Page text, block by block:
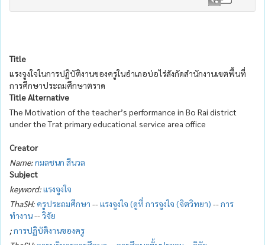
Title
แรงจูงใจในการปฏิบัติงานของครูในอำเภอบ่อไร่สังกัดสำนักงานเขตพื้นที่
การศึกษาประถมศึกษาตราด
Title Alternative
The Motivation of the teacher’s performance in Bo Rai district
under the Trat primary educational service area office
Creator
Name:กมลชนก สีนวล
Subject
keyword:แรงจูงใจ
ThaSH: ครูประถมศึกษา --แรงจูงใจ (ดูที่ การจูงใจ (จิตวิทยา) --การ
ทำงาน--วิจัย
;การปฏิบัติงานของครู